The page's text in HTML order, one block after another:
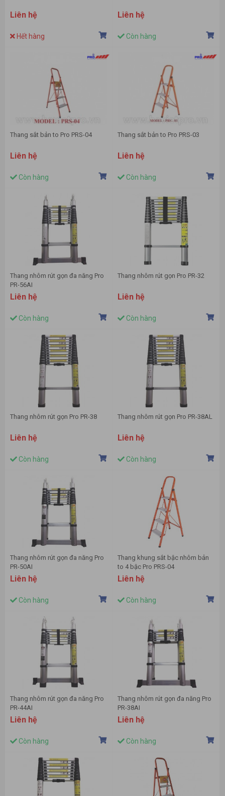
Liên hệ
Hết hàng
Liên hệ
Còn hàng
Thang sắt bản to Pro PRS-04
Liên hệ
Còn hàng
Thang sắt bản to Pro PRS-03
Liên hệ
Còn hàng
Thang nhôm rút gọn đa năng Pro
PR-56AI
Liên hệ
Còn hàng
Thang nhôm rút gọn Pro PR-32
Liên hệ
Còn hàng
Thang nhôm rút gọn Pro PR-38
Liên hệ
Còn hàng
Thang nhôm rút gọn Pro PR-38AL
Liên hệ
Còn hàng
Thang nhôm rút gọn đa năng Pro
PR-50AI
Liên hệ
Còn hàng
Thang khung sắt bậc nhôm bản
to 4 bậc Pro PRS-04
Liên hệ
Còn hàng
Thang nhôm rút gọn đa năng Pro
PR-44AI
Liên hệ
Còn hàng
Thang nhôm rút gọn đa năng Pro
PR-38AI
Liên hệ
Còn hàng